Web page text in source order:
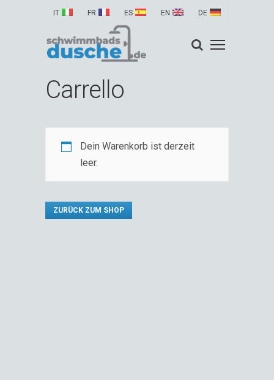
IT FR ES EN DE
Carrello
Dein Warenkorb ist derzeit
leer.
ZURÜCK ZUM SHOP